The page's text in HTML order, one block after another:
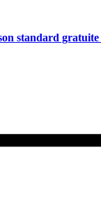
standard gratuite